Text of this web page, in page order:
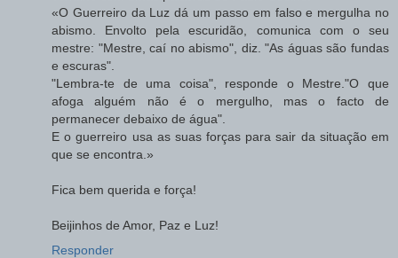
«O Guerreiro da Luz dá um passo em falso e mergulha no
abismo. Envolto pela escuridão, comunica com o seu
mestre: "Mestre, caí no abismo", diz. "As águas são fundas
e escuras".
"Lembra-te de uma coisa", responde o Mestre."O que
afoga alguém não é o mergulho, mas o facto de
permanecer debaixo de água".
E o guerreiro usa as suas forças para sair da situação em
que se encontra.»
Fica bem querida e força!
Beijinhos de Amor, Paz e Luz!
Responder